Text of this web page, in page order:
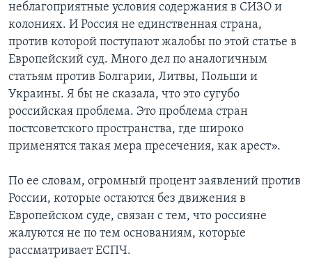
неблагоприятные условия содержания в СИЗО и
колониях. И Россия не единственная страна,
против которой поступают жалобы по этой статье в
Европейский суд. Много дел по аналогичным
статьям против Болгарии, Литвы, Польши и
Украины. Я бы не сказала, что это сугубо
российская проблема. Это проблема стран
постсоветского пространства, где широко
применятся такая мера пресечения, как арест».
По ее словам, огромный процент заявлений против
России, которые остаются без движения в
Европейском суде, связан с тем, что россияне
жалуются не по тем основаниям, которые
рассматривает ЕСПЧ.